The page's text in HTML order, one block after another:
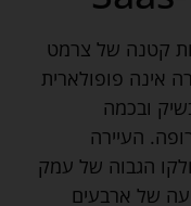
קטנה של צרמט
פופולארית
ובכמה
העיירה
מטרים בחלקו הגבוה של עמק
של ארבעים